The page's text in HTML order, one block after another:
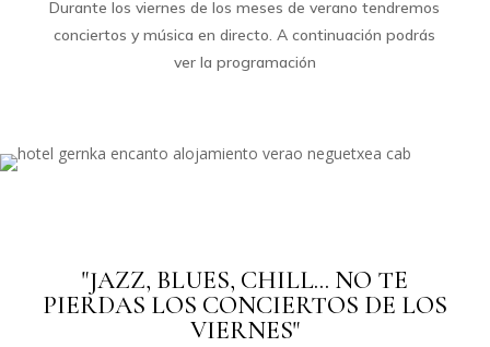
Durante los viernes de los meses de verano tendremos
conciertos y música en directo. A continuación podrás
ver la programación
"JAZZ, BLUES, CHILL... NO TE
PIERDAS LOS CONCIERTOS DE LOS
VIERNES"